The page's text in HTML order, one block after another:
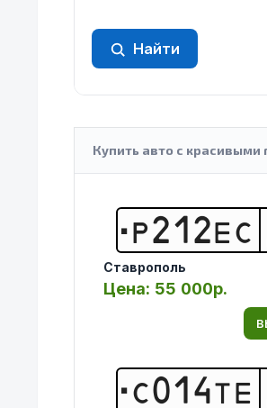
Найти
Купить авто с красивыми
Р21 2ЕС
Ставрополь
Цена: 55 000р.
С01 4ТЕ